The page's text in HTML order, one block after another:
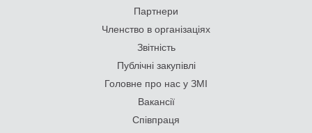
Партнери
Членство в організаціях
Звітність
Публічні закупівлі
Головне про нас у ЗМІ
Вакансії
Співпраця